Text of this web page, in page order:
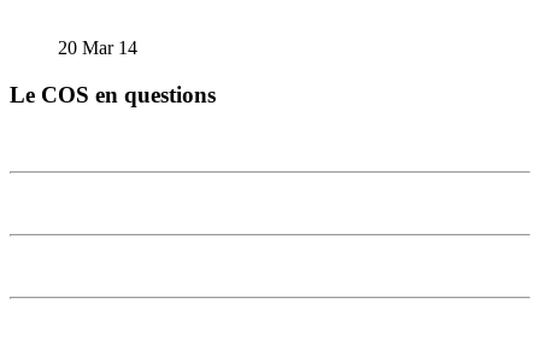
20 Mar 14
Le COS en questions